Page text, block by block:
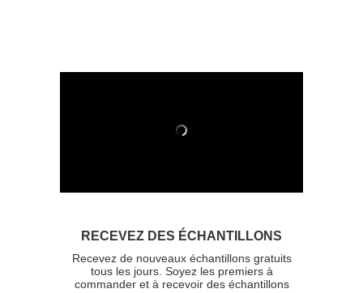
RECEVEZ DES ÉCHANTILLONS
Recevez de nouveaux échantillons gratuits
tous les jours. Soyez les premiers à
commander et à recevoir des échantillons